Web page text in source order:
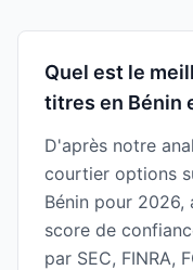
Quel est le
titres en Bénin
D'après notre
courtier options
Bénin pour 2026,
score de
par SEC, FINRA,